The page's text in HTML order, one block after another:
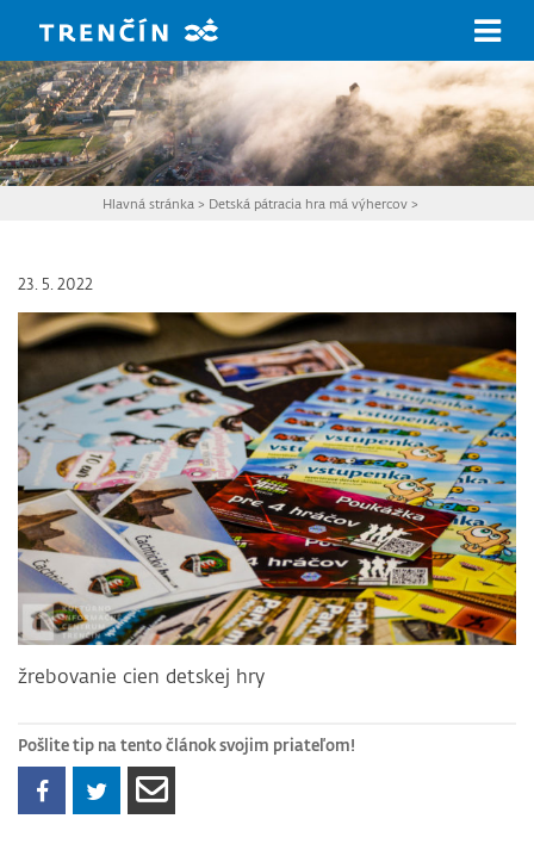
Hlavná stránka > Detská pátracia hra má výhercov>
23. 5. 2022
žrebovanie cien detskej hry
Pošlite tip na tento článok svojim priateľom!